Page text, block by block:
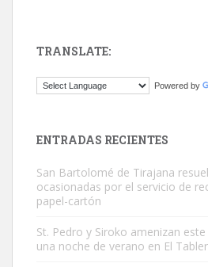
El ayuntamiento se va a llevar a Los
TRANSLATE:
Powered by
ENTRADAS RECIENTES
San Bartolomé de Tirajana
ocasionadas por el servicio de
papel-cartón
St. Pedro y Siroko amenizan
una noche de verano en El